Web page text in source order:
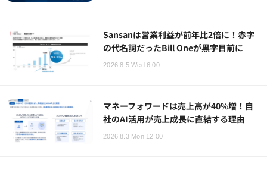
Sansanは営業利益が前年比2倍に！赤字
の代名詞だったBill Oneが黒字目前に
2026.8.5 Wed 6:00
マネーフォワードは売上高が40%増！自
社のAI活用が売上成長に直結する理由
2026.8.3 Mon 12:00